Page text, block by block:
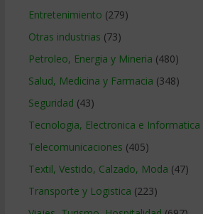
Entretenimiento (279)
Otras industrias (73)
Petroleo, Energia y Mineria (480)
Salud, Medicina y Farmacia (348)
Seguridad (43)
Tecnologia, Electronica e Informatica
Telecomunicaciones (405)
Textil, Vestido, Calzado, Moda (47)
Transporte y Logistica (223)